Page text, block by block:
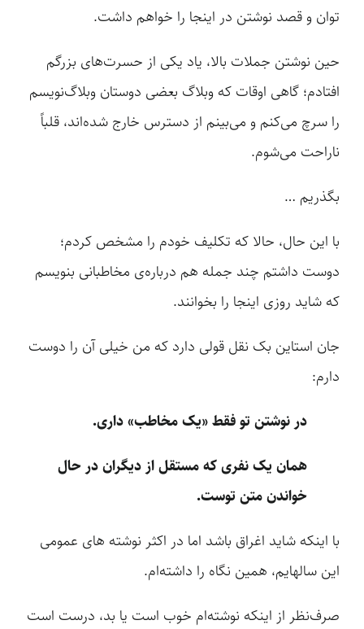
توان و قصد نوشتن در اینجا را خواهم داشت.
حین نوشتن جملات بالا، یاد یکی از حسرت‌های بزرگم
افتادم؛ گاهی اوقات که وبلاگ بعضی دوستان وبلاگ‌نویسم
را سرچ می‌کنم و می‌بینم از دسترس خارج شده‌اند، قلباً
ناراحت می‌شوم.
بگذریم …
با این حال، حالا که تکلیف خودم را مشخص کردم؛
دوست داشتم چند جمله هم درباره‌ی مخاطبانی بنویسم
که شاید روزی اینجا را بخوانند.
جان استاین بک نقل قولی دارد که من خیلی آن را دوست
دارم:
در نوشتن تو فقط «یک مخاطب» داری.
همان یک نفری که مستقل از دیگران در حال
خواندن متن توست.
با اینکه شاید اغراق باشد اما در اکثر نوشته های عمومی
این سالهایم، همین نگاه را داشته‌ام.
صرف‌نظر از اینکه نوشته‌ام خوب است یا بد، درست است